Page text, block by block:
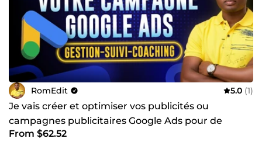
RomEdit 5.0 (1)
Je vais créer et optimiser vos publicités ou
campagnes publicitaires Google Ads pour de
meilleurs résultats
From $62.52